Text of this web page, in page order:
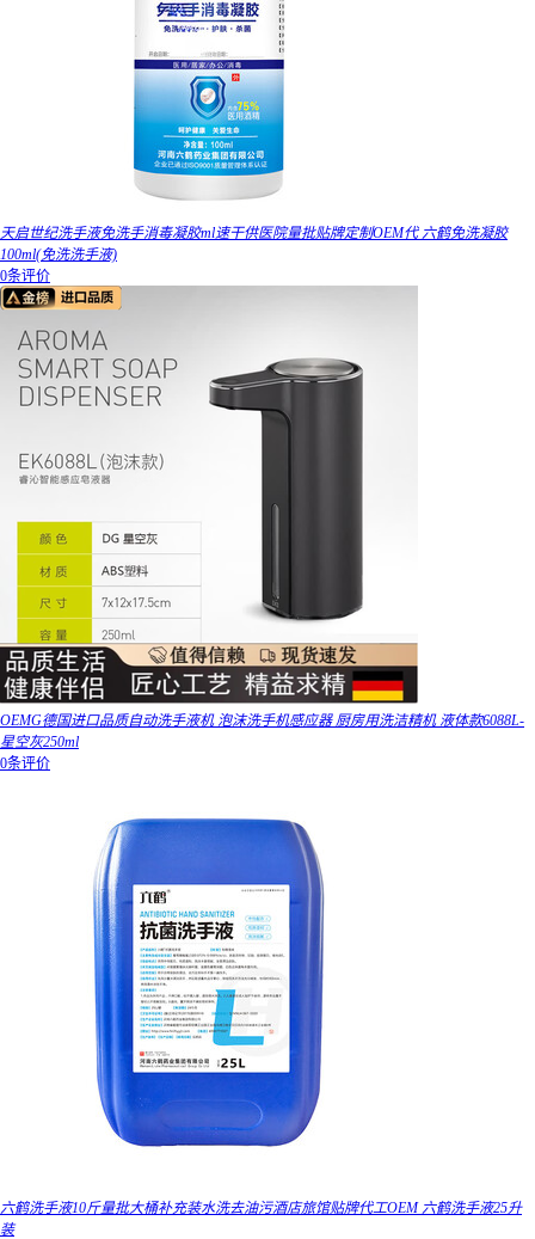
天启世纪洗手液免洗手消毒凝胶ml速干供医院量批贴牌定制OEM代 六鹤免洗凝胶
100ml(免洗洗手液)
0条评价
OEMG德国进口品质自动洗手液机 泡沫洗手机感应器 厨房用洗洁精机 液体款6088L-
星空灰250ml
0条评价
六鹤洗手液10斤量批大桶补充装水洗去油污酒店旅馆贴牌代工OEM 六鹤洗手液25升
装